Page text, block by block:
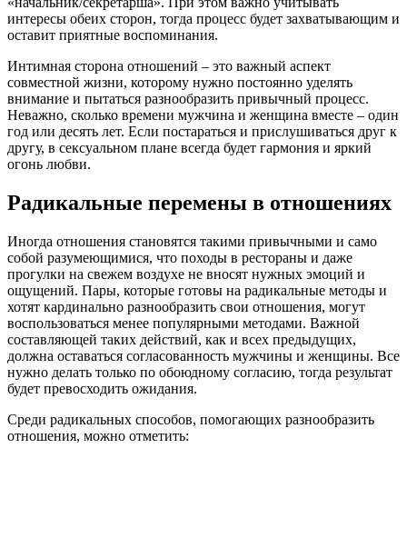
интересы обеих сторон, тогда процесс будет захватывающим и
оставит приятные воспоминания.
Интимная сторона отношений – это важный аспект
совместной жизни, которому нужно постоянно уделять
внимание и пытаться разнообразить привычный процесс.
Неважно, сколько времени мужчина и женщина вместе – один
год или десять лет. Если постараться и прислушиваться друг к
другу, в сексуальном плане всегда будет гармония и яркий
огонь любви.
Радикальные перемены в отношениях
Иногда отношения становятся такими привычными и само
собой разумеющимися, что походы в рестораны и даже
прогулки на свежем воздухе не вносят нужных эмоций и
ощущений. Пары, которые готовы на радикальные методы и
хотят кардинально разнообразить свои отношения, могут
воспользоваться менее популярными методами. Важной
составляющей таких действий, как и всех предыдущих,
должна оставаться согласованность мужчины и женщины. Все
нужно делать только по обоюдному согласию, тогда результат
будет превосходить ожидания.
Среди радикальных способов, помогающих разнообразить
отношения, можно отметить: